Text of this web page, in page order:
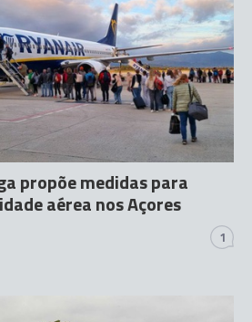
propõe medidas para
aérea nos Açores
1